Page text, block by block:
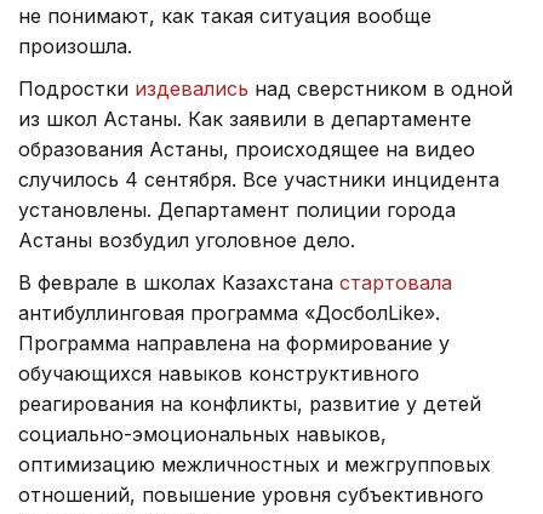
не понимают, как такая ситуация вообще
произошла.
Подростки издевались над сверстником в одной
из школ Астаны. Как заявили в департаменте
образования Астаны, происходящее на видео
случилось 4 сентября. Все участники инцидента
установлены. Департамент полиции города
Астаны возбудил уголовное дело.
В феврале в школах Казахстана стартовала
антибуллинговая программа «ДосболLike».
Программа направлена на формирование у
обучающихся навыков конструктивного
реагирования на конфликты, развитие у детей
социально-эмоциональных навыков,
оптимизацию межличностных и межгрупповых
отношений, повышение уровня субъективного